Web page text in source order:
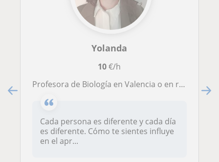
Yolanda
10€/h
Profesora de Biología en Valencia o en remoto. Todos podemos aprender. Escucharé tus necesidades y me adaptaré a tí
Cada persona es diferente y cada día
es diferente. Cómo te sientes influye
en el apr...